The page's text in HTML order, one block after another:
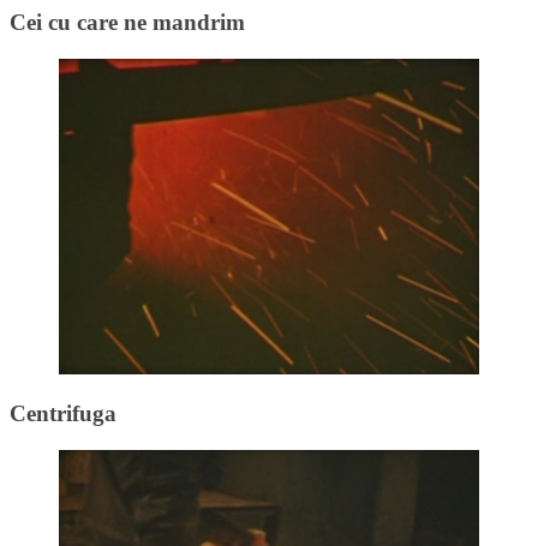
Cei cu care ne mandrim
Centrifuga